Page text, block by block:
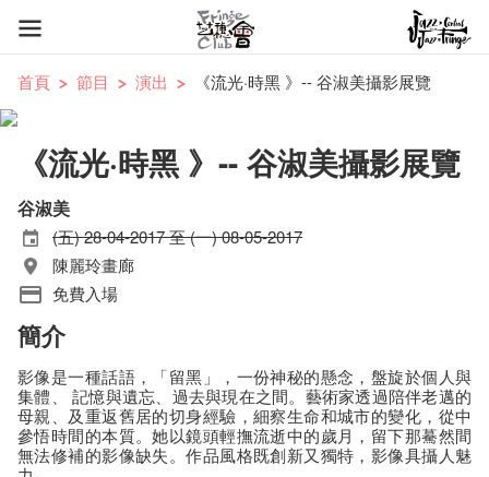
首頁 節目 演出 《流光·時黑 》-- 谷淑美攝影展覽
《流光·時黑 》-- 谷淑美攝影展覽
谷淑美
(五) 28-04-2017 至 (一) 08-05-2017
陳麗玲畫廊
免費入場
簡介
影像是一種話語，「留黑」，一份神秘的懸念，盤旋於個人與
集體、 記憶與遺忘、過去與現在之間。藝術家透過陪伴老邁的
母親、及重返舊居的切身經驗，細察生命和城市的變化，從中
參悟時間的本質。她以鏡頭輕撫流逝中的歲月，留下那驀然間
無法修補的影像缺失。作品風格既創新又獨特，影像具攝人魅